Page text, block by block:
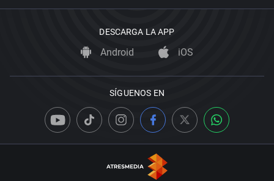
DESCARGA LA APP
Android iOS
SÍGUENOS EN